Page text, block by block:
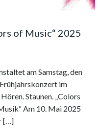
of Music“ 2025
am Samstag, den
im
Staunen. „Colors
Am 10. Mai 2025
[…]